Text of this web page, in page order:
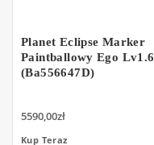
Planet Eclipse Marker
Paintballowy Ego Lv1.6
(Ba556647D)
5590,00zł
Kup Teraz